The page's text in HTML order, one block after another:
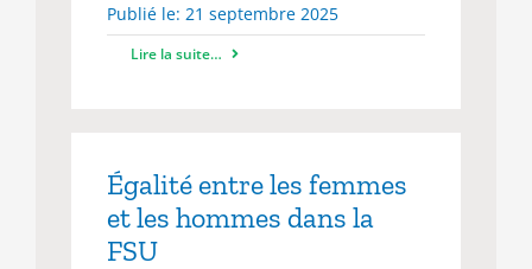
Publié le: 21 septembre 2025
Lire la suite…
Égalité entre les femmes
et les hommes dans la
FSU